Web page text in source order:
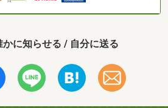
かに知らせる / 自分に送る